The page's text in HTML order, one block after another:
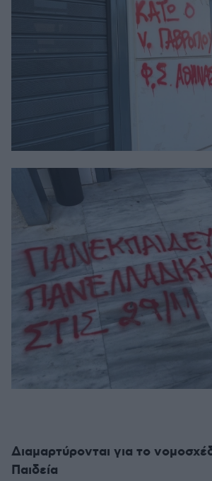
Διαμαρτύρονται για το
Παιδεία